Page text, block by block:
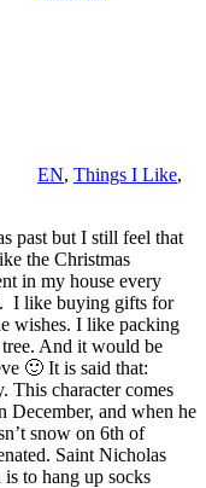
EN, Things I Like,
past but I still feel that
the Christmas
in my house every
I like buying gifts for
wishes. I like packing
And it would be
🙂 It is said that:
This character comes
December, and when he
snow on 6th of
Saint Nicholas
to hang up socks